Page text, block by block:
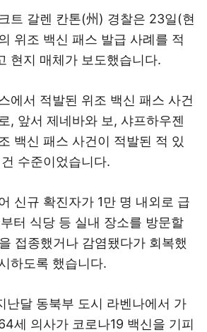
트 갈렌 칸톤(州) 경찰은 23일(현
위조 백신 패스 발급 사례를 적
현지 매체가 보도했습니다.
에서 적발된 위조 백신 패스 사건
, 앞서 제네바와 보, 샤프하우젠
백신 패스 사건이 적발된 적 있
수준이었습니다.
신규 확진자가 1만 명 내외로 급
터 식당 등 실내 장소를 방문할
접종했거나 감염됐다가 회복했
하도록 했습니다.
난달 동북부 도시 라벤나에서 가
세 의사가 코로나19 백신을 기피